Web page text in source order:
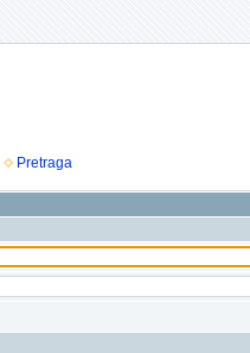
Pretraga